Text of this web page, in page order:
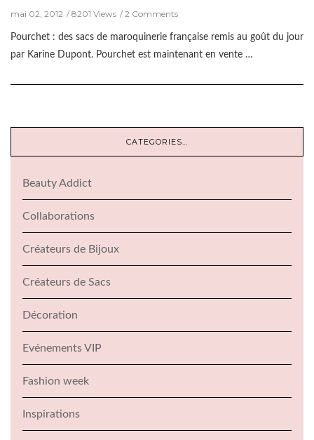
mai 02, 2012 8201 Views 2 Comments
Pourchet : des sacs de maroquinerie française remis au goût du jour
par Karine Dupont. Pourchet est maintenant en vente …
CATEGORIES…
Beauty Addict
Collaborations
Créateurs de Bijoux
Créateurs de Sacs
Décoration
Evénements VIP
Fashion week
Inspirations